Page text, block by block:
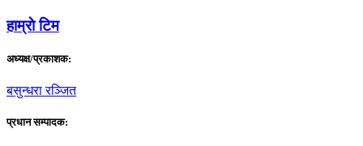
हाम्राे टिम
अध्यक्ष/प्रकाशक:
बसुन्धरा रञ्जित
प्रधान सम्पादक: